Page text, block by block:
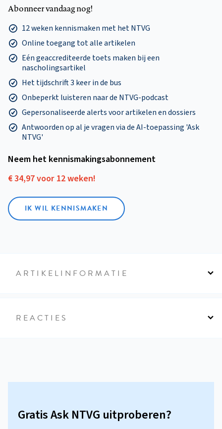
Abonneer vandaag nog!
12 weken kennismaken met het NTVG
Online toegang tot alle artikelen
Eén geaccrediteerde toets maken bij een
nascholingsartikel
Het tijdschrift 3 keer in de bus
Onbeperkt luisteren naar de NTVG-podcast
Gepersonaliseerde alerts voor artikelen en dossiers
Antwoorden op al je vragen via de AI-toepassing 'Ask
NTVG'
Neem het kennismakings­abonnement
€ 34,97 voor 12 weken!
IK WIL KENNISMAKEN
ARTIKELINFORMATIE
REACTIES
Gratis Ask NTVG uitproberen?